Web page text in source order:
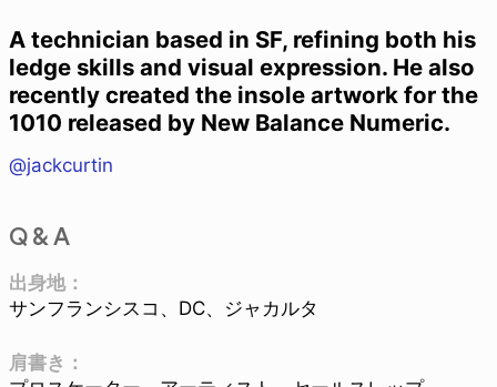
A technician based in SF, refining both his
ledge skills and visual expression. He also
recently created the insole artwork for the
1010 released by New Balance Numeric.
@jackcurtin
Q & A
出身地：
サンフランシスコ、DC、ジャカルタ
肩書き：